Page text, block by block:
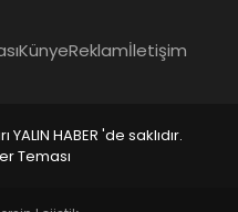
KünyeReklamİletişim
HABER 'de saklıdır.
Teması